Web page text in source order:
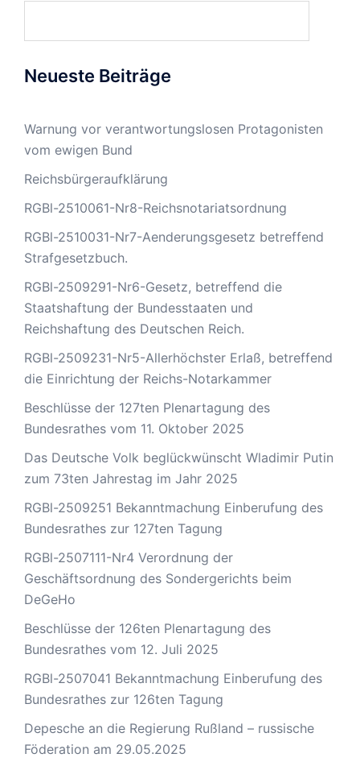
Neueste Beiträge
Warnung vor verantwortungslosen Protagonisten
vom ewigen Bund
Reichsbürgeraufklärung
RGBl-2510061-Nr8-Reichsnotariatsordnung
RGBl-2510031-Nr7-Aenderungsgesetz betreffend
Strafgesetzbuch.
RGBl-2509291-Nr6-Gesetz, betreffend die
Staatshaftung der Bundesstaaten und
Reichshaftung des Deutschen Reich.
RGBl-2509231-Nr5-Allerhöchster Erlaß, betreffend
die Einrichtung der Reichs-Notarkammer
Beschlüsse der 127ten Plenartagung des
Bundesrathes vom 11. Oktober 2025
Das Deutsche Volk beglückwünscht Wladimir Putin
zum 73ten Jahrestag im Jahr 2025
RGBl-2509251 Bekanntmachung Einberufung des
Bundesrathes zur 127ten Tagung
RGBl-2507111-Nr4 Verordnung der
Geschäftsordnung des Sondergerichts beim
DeGeHo
Beschlüsse der 126ten Plenartagung des
Bundesrathes vom 12. Juli 2025
RGBl-2507041 Bekanntmachung Einberufung des
Bundesrathes zur 126ten Tagung
Depesche an die Regierung Rußland – russische
Föderation am 29.05.2025